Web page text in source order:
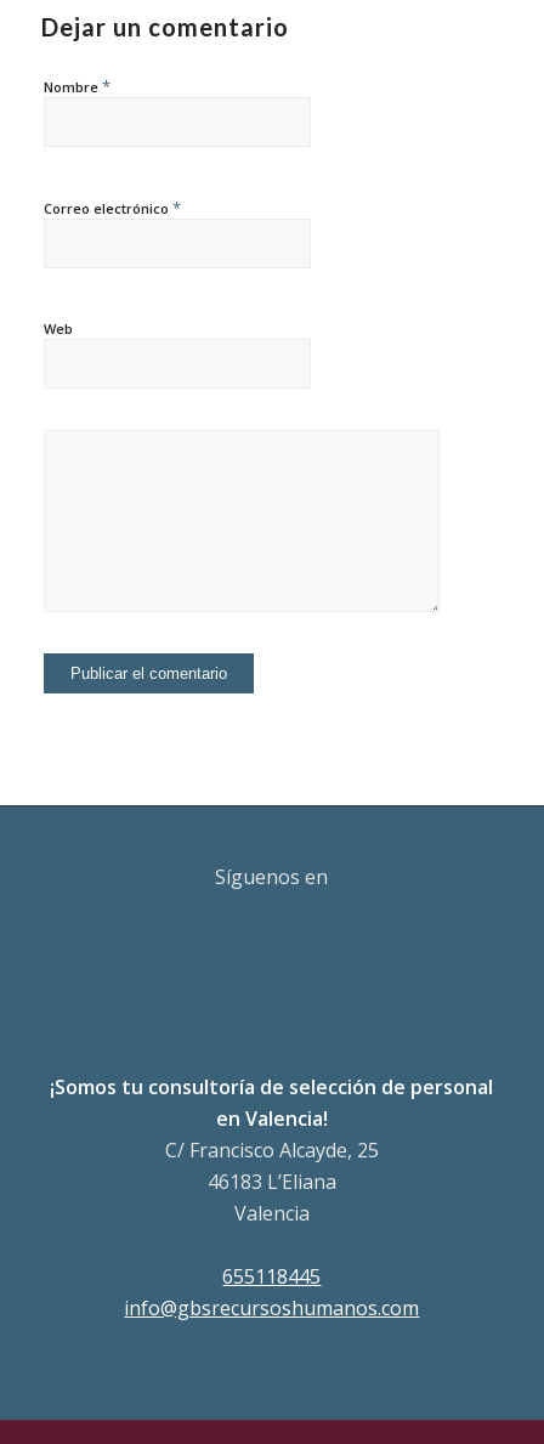
Dejar un comentario
Nombre *
Correo electrónico *
Web
Síguenos en
¡Somos tu consultoría de selección de personal
en Valencia!
C/ Francisco Alcayde, 25
46183 L’Eliana
Valencia
655118445
info@gbsrecursoshumanos.com